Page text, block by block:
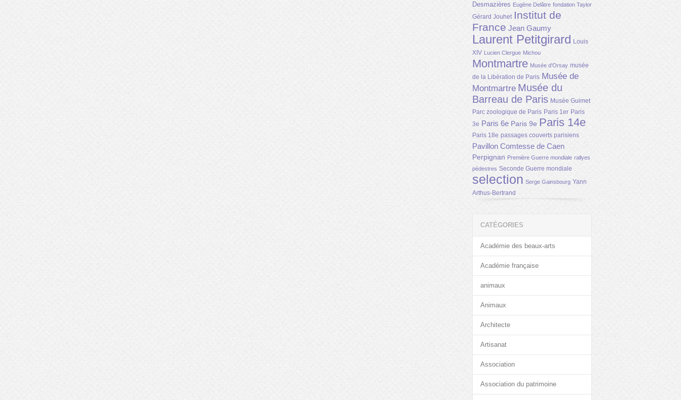
Desmazières Eugène Delâtre fondation Taylor
Gérard Jouhet Institut de
France Jean Gaumy
Laurent Petitgirard Louis
XIV Lucien Clergue Michou
Montmartre Musée d'Orsay musée
de la Libération de Paris Musée de
Montmartre Musée du
Barreau de Paris Musée Guimet
Parc zoologique de Paris Paris 1er Paris
3e Paris 6e Paris 9e Paris 14e
Paris 18e passages couverts parisiens
Pavillon Comtesse de Caen
Perpignan Première Guerre mondiale rallyes
pédestres Seconde Guerre mondiale
selection Serge Gainsbourg Yann
Arthus-Bertrand
CATÉGORIES
Académie des beaux-arts
Académie française
animaux
Animaux
Architecte
Artisanat
Association
Association du patrimoine